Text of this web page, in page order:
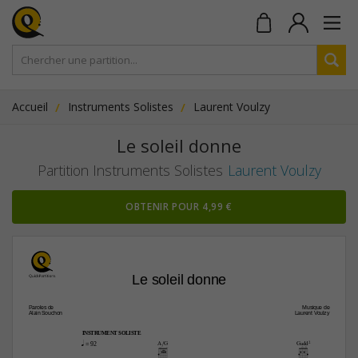
Accueil Instruments Solistes Laurent Voulzy
Le soleil donne
Partition Instruments Solistes Laurent Voulzy
OBTENIR POUR 4,99 €
Paroles de
Alain Souchon
Le soleil donne
Musique de
Laurent Voulzy
q = 92
INSTRUMENT SOLISTE
A/G Gadd2